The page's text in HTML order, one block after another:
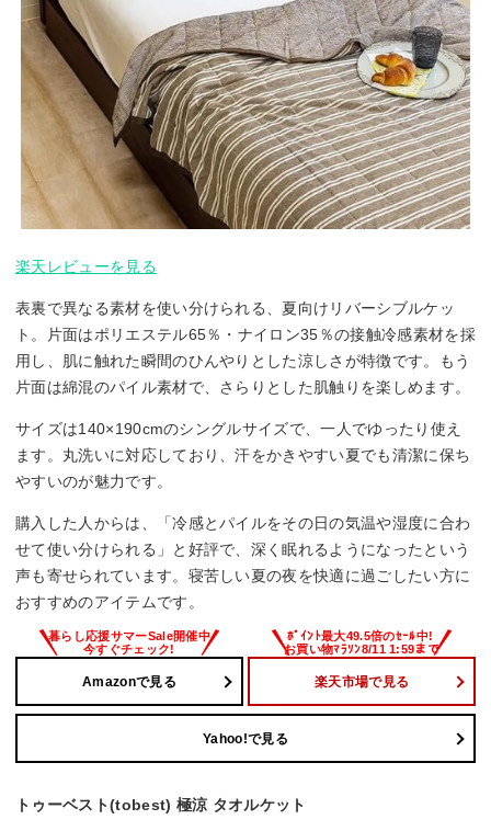
楽天レビューを見る
表裏で異なる素材を使い分けられる、夏向けリバーシブルケッ
ト。片面はポリエステル65％・ナイロン35％の接触冷感素材を採
用し、肌に触れた瞬間のひんやりとした涼しさが特徴です。もう
片面は綿混のパイル素材で、さらりとした肌触りを楽しめます。
サイズは140×190cmのシングルサイズで、一人でゆったり使え
ます。丸洗いに対応しており、汗をかきやすい夏でも清潔に保ち
やすいのが魅力です。
購入した人からは、「冷感とパイルをその日の気温や湿度に合わ
せて使い分けられる」と好評で、深く眠れるようになったという
声も寄せられています。寝苦しい夏の夜を快適に過ごしたい方に
おすすめのアイテムです。
Amazonで見る 楽天市場で見る
Yahoo!で見る
トゥーベスト(tobest) 極涼 タオルケット